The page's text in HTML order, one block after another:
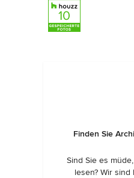
Finden Sie
Sind Sie es
lesen? Wir